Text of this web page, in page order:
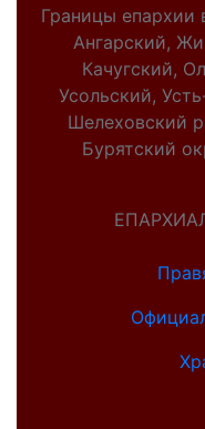
Границы епархии
Ангарский,
Качугский,
Усольский,
Шелеховский
Бурятский